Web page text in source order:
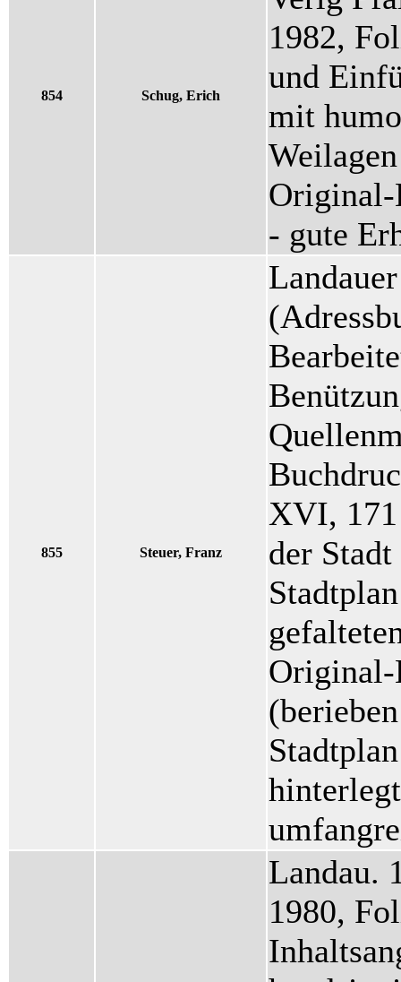
854 Schug, Erich
1982,
und
mit
Original-
- gute
855 Steuer, Franz
XVI, 171
der
Original-
Landau.
1980,